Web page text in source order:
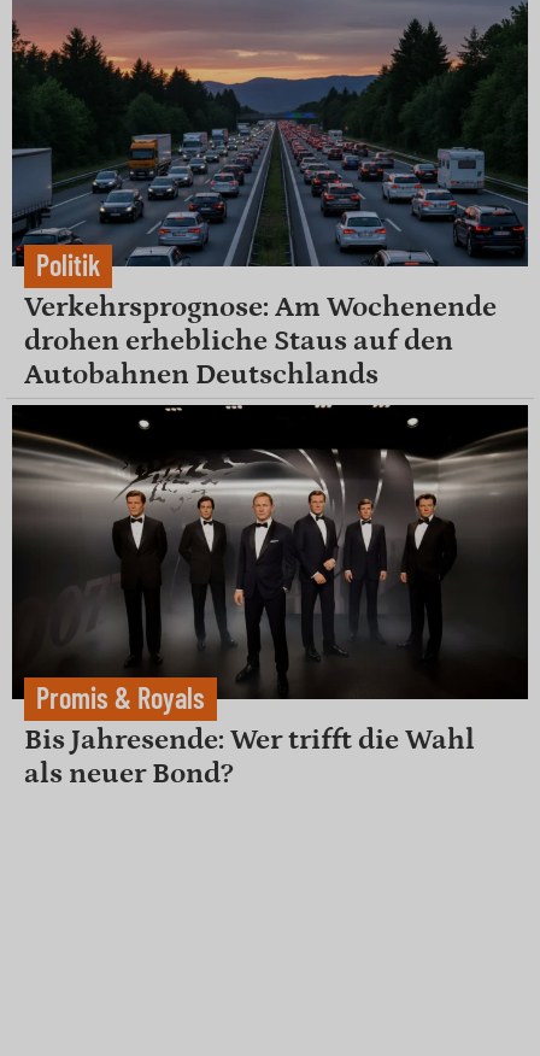
Politik
Verkehrsprognose: Am Wochenende
drohen erhebliche Staus auf den
Autobahnen Deutschlands
Promis & Royals
Bis Jahresende: Wer trifft die Wahl
als neuer Bond?